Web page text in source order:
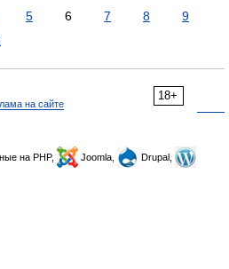
5 6 7 8
9
18+
на сайте
на PHP, Joomla,
Drupal,